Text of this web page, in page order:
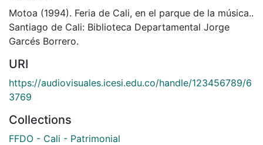
Motoa (1994). Feria de Cali, en el parque de la música..
Santiago de Cali: Biblioteca Departamental Jorge
Garcés Borrero.
URI
https://audiovisuales.icesi.edu.co/handle/123456789/6
3769
Collections
FFDO - Cali - Patrimonial